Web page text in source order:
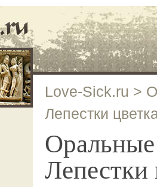
Love-Sick.ru >
Лепестки
Лепестки